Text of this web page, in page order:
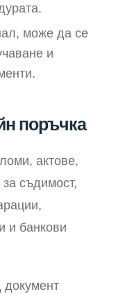
може да се
и
поръчка
актове,
съдимост,
и банкови
документ